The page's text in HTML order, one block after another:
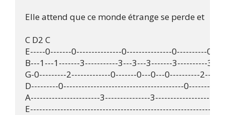
Elle attend que ce monde étrange se perde et
C D2 C
E-----0-------0---------------0---------------0----------
B---1---1-------3-----------3---3---3-------3----------
G-0---------2-------------0-------0---0---0----------
D---------0----------------------------------------0--------
A-----------------------3---------------